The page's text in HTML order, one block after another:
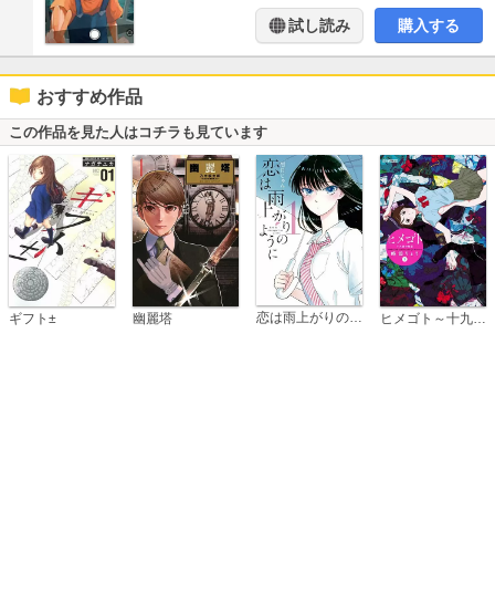
試し読み 購入する
おすすめ作品
この作品を見た人はコチラも見ています
ギフト± 幽麗塔 恋は雨上がりのように